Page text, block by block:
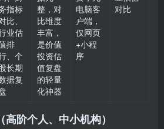
指标
比、
业估
排
、个
长期
据复
整，对
比维度
丰富，
是价值
投资估
值复盘
的轻量
化神器
电脑客
户端，
仅网页
+小程
序
对比
阶个人、中小机构）